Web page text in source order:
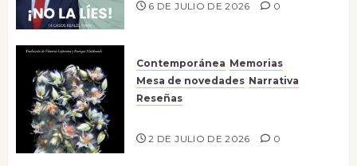
6 DE JULIO DE 2026 0
Contemporánea Memorias
Mesa de novedades Narrativa
Reseñas
2 DE JULIO DE 2026 0